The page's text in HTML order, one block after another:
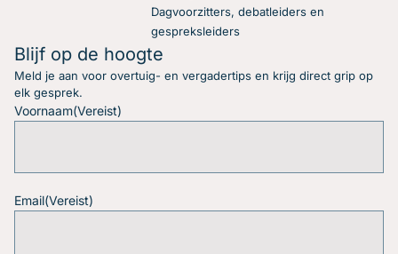
Dagvoorzitters, debatleiders en
gespreksleiders
Blijf op de hoogte
Meld je aan voor overtuig- en vergadertips en krijg direct grip op
elk gesprek.
Voornaam(Vereist)
Email(Vereist)